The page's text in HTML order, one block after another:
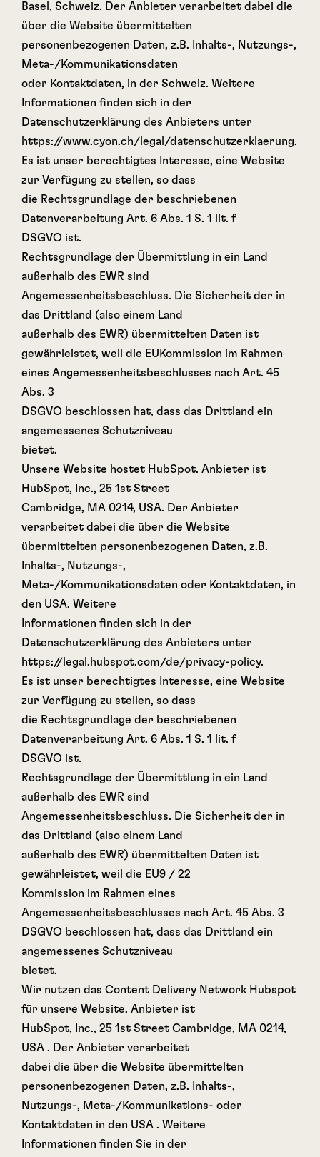
Basel, Schweiz. Der Anbieter verarbeitet dabei die
über die Website übermittelten
personenbezogenen Daten, z.B. Inhalts-, Nutzungs-,
Meta-/Kommunikationsdaten
oder Kontaktdaten, in der Schweiz. Weitere
Informationen finden sich in der
Datenschutzerklärung des Anbieters unter
https://www.cyon.ch/legal/datenschutzerklaerung.
Es ist unser berechtigtes Interesse, eine Website
zur Verfügung zu stellen, so dass
die Rechtsgrundlage der beschriebenen
Datenverarbeitung Art. 6 Abs. 1 S. 1 lit. f
DSGVO ist.
Rechtsgrundlage der Übermittlung in ein Land
außerhalb des EWR sind
Angemessenheitsbeschluss. Die Sicherheit der in
das Drittland (also einem Land
außerhalb des EWR) übermittelten Daten ist
gewährleistet, weil die EUKommission im Rahmen
eines Angemessenheitsbeschlusses nach Art. 45
Abs. 3
DSGVO beschlossen hat, dass das Drittland ein
angemessenes Schutzniveau
bietet.
Unsere Website hostet HubSpot. Anbieter ist
HubSpot, Inc., 25 1st Street
Cambridge, MA 0214, USA. Der Anbieter
verarbeitet dabei die über die Website
übermittelten personenbezogenen Daten, z.B.
Inhalts-, Nutzungs-,
Meta-/Kommunikationsdaten oder Kontaktdaten, in
den USA. Weitere
Informationen finden sich in der
Datenschutzerklärung des Anbieters unter
https://legal.hubspot.com/de/privacy-policy.
Es ist unser berechtigtes Interesse, eine Website
zur Verfügung zu stellen, so dass
die Rechtsgrundlage der beschriebenen
Datenverarbeitung Art. 6 Abs. 1 S. 1 lit. f
DSGVO ist.
Rechtsgrundlage der Übermittlung in ein Land
außerhalb des EWR sind
Angemessenheitsbeschluss. Die Sicherheit der in
das Drittland (also einem Land
außerhalb des EWR) übermittelten Daten ist
gewährleistet, weil die EU9 / 22
Kommission im Rahmen eines
Angemessenheitsbeschlusses nach Art. 45 Abs. 3
DSGVO beschlossen hat, dass das Drittland ein
angemessenes Schutzniveau
bietet.
Wir nutzen das Content Delivery Network Hubspot
für unsere Website. Anbieter ist
HubSpot, Inc., 25 1st Street Cambridge, MA 0214,
USA . Der Anbieter verarbeitet
dabei die über die Website übermittelten
personenbezogenen Daten, z.B. Inhalts-,
Nutzungs-, Meta-/Kommunikations- oder
Kontaktdaten in den USA . Weitere
Informationen finden Sie in der